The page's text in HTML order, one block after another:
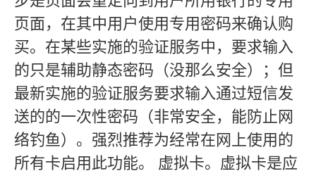
页面，在其中用户使用专用密码来确认购
买。在某些实施的验证服务中，要求输入
的只是辅助静态密码（没那么安全）；但
最新实施的验证服务要求输入通过短信发
送的的一次性密码（非常安全，能防止网
络钓鱼）。强烈推荐为经常在网上使用的
所有卡启用此功能。 虚拟卡。虚拟卡是应